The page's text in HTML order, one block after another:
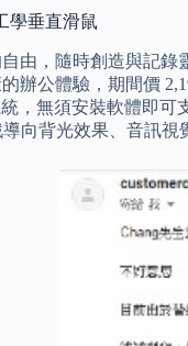
學垂直滑鼠
由，隨時創造與記
辦公體驗，期間價
，無須安裝軟體即
向背光效果、音訊視